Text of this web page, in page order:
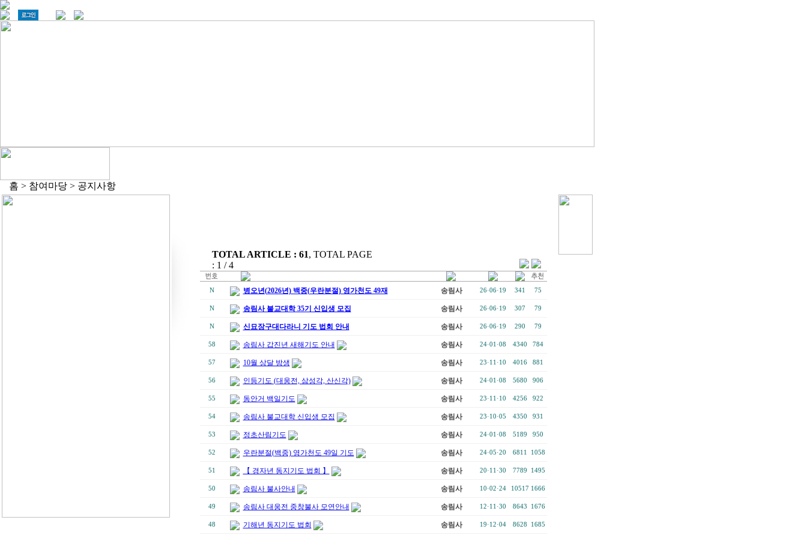
홈 > 참여마당 > 공지사항
TOTAL ARTICLE : 61, TOTAL PAGE
: 1 / 4
N 병오년(2026년) 백중(우란분절) 영가천도 49재 송림사 26·06·19 341 75
N 송림사 불교대학 35기 신입생 모집 송림사 26·06·19 307 79
N 신묘장구대다라니 기도 법회 안내 송림사 26·06·19 290 79
58 송림사 갑진년 새해기도 안내 송림사 24·01·08 4340 784
57 10월 상달 방생 송림사 23·11·10 4016 881
56 인등기도 (대웅전, 삼성각, 산신각) 송림사 24·01·08 5680 906
55 동안거 백일기도 송림사 23·11·10 4256 922
54 송림사 불교대학 신입생 모집 송림사 23·10·05 4350 931
53 정초산림기도 송림사 24·01·08 5189 950
52 우란분절(백중) 영가천도 49일 기도 송림사 24·05·20 6811 1058
51 【 경자년 동지기도 법회 】 송림사 20·11·30 7789 1495
50 송림사 불사안내 송림사 10·02·24 10517 1666
49 송림사 대웅전 중창불사 모연안내 송림사 12·11·30 8643 1676
48 기해년 동지기도 법회 송림사 19·12·04 8628 1685